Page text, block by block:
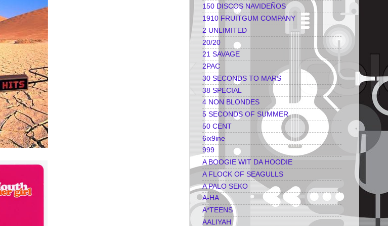
150 DISCOS NAVIDEÑOS
1910 FRUITGUM COMPANY
2 UNLIMITED
20/20
21 SAVAGE
2PAC
30 SECONDS TO MARS
38 SPECIAL
4 NON BLONDES
5 SECONDS OF SUMMER
50 CENT
6ix9ine
999
A BOOGIE WIT DA HOODIE
A FLOCK OF SEAGULLS
A PALO SEKO
A-HA
A*TEENS
AALIYAH